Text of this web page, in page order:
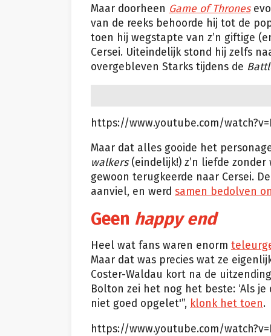
Maar doorheen Game of Thrones
van de reeks behoorde hij tot de
toen hij wegstapte van z’n giftige
Cersei. Uiteindelijk stond hij zelfs
overgebleven Starks tijdens de
https://www.youtube.com/
Maar dat alles gooide het
walkers(eindelijk!) z’n liefde
gewoon terugkeerde naar Cersei.
aanviel, en werd samen bedolven
Geen happy end
Heel wat fans waren enorm
Maar dat was precies wat ze
Coster-Waldau kort na de
Bolton zei het nog het beste: ‘Als
niet goed opgelet'”, klonk het toen.
https://www.youtube.com/